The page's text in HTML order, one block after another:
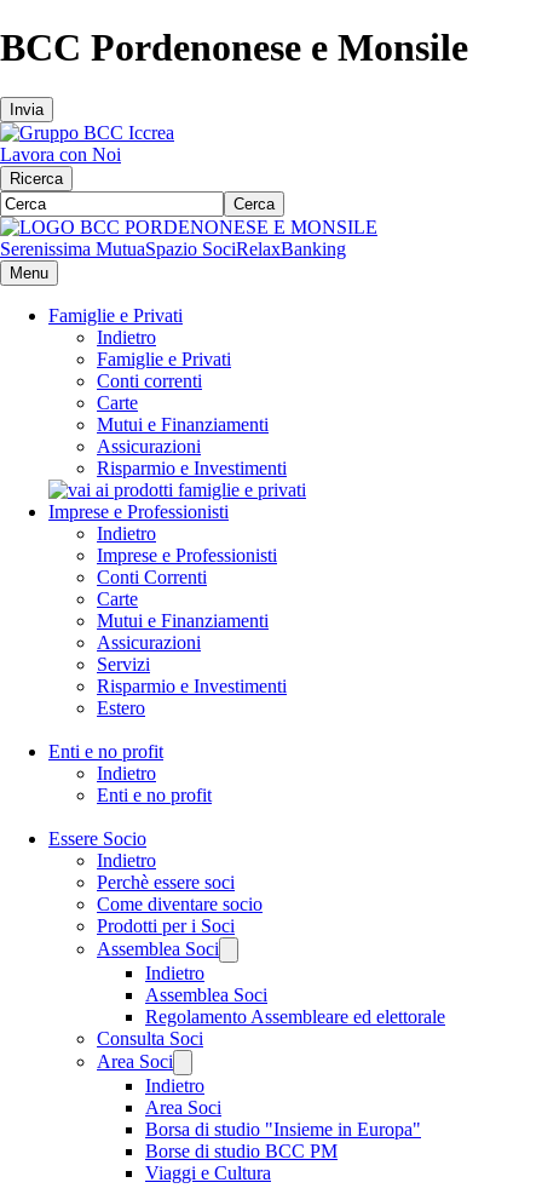
BCC Pordenonese e Monsile
Invia
Lavora con Noi
Ricerca
Cerca
Serenissima MutuaSpazio SociRelaxBanking
Menu
Famiglie e Privati
Indietro
Famiglie e Privati
Conti correnti
Carte
Mutui e Finanziamenti
Assicurazioni
Risparmio e Investimenti
Imprese e Professionisti
Indietro
Imprese e Professionisti
Conti Correnti
Carte
Mutui e Finanziamenti
Assicurazioni
Servizi
Risparmio e Investimenti
Estero
Enti e no profit
Indietro
Enti e no profit
Essere Socio
Indietro
Perchè essere soci
Come diventare socio
Prodotti per i Soci
Assemblea Soci
Indietro
Assemblea Soci
Regolamento Assembleare ed elettorale
Consulta Soci
Area Soci
Indietro
Area Soci
Borsa di studio "Insieme in Europa"
Borse di studio BCC PM
Viaggi e Cultura